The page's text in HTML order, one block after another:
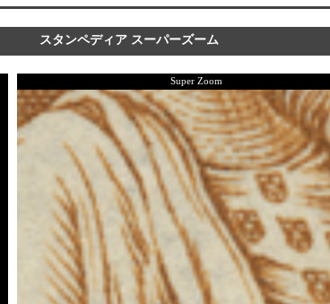
スタンペディア スーパーズーム